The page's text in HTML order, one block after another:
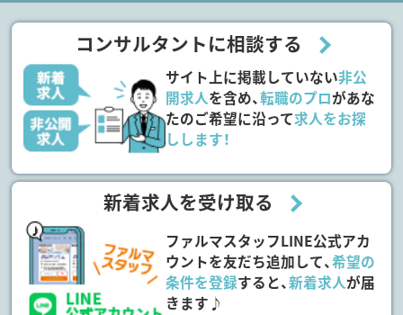
コンサルタントに相談する
サイト上に掲載していない非公
開求人を含め、転職のプロがあな
たのご希望に沿って求人をお探
しします！
新着求人を受け取る
ファルマスタッフLINE公式アカ
ウントを友だち追加して、希望の
条件を登録すると、新着求人が届
きます♪